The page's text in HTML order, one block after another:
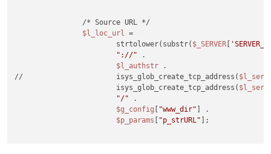
/* Source URL */
$l_loc_url =
strtolower(substr( $_SERVER
"://" .
$l_authstr .
//                      isys_glob_create_tcp_address(
isys_glob_create_tcp_address(
"/" .
$g_config
"www_dir" ] .
$p_params
"p_strURL" ];